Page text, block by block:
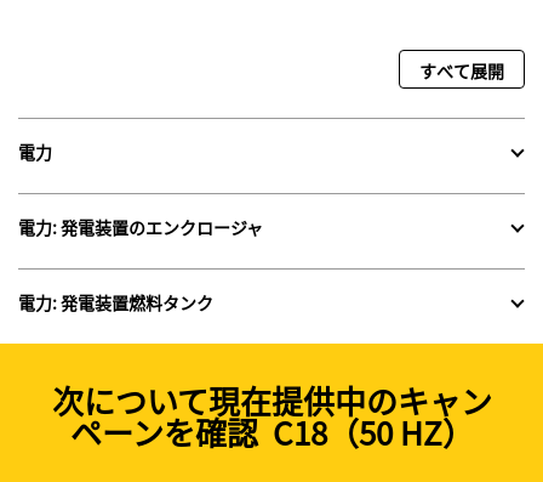
すべて展開
電力
電力: 発電装置のエンクロージャ
電力: 発電装置燃料タンク
次について現在提供中のキャン
ペーンを確認 C18（50 HZ）